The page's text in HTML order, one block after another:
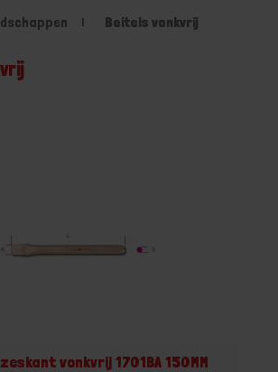
Beitels vonkvrij
vonkvrij 1701BA 150MM